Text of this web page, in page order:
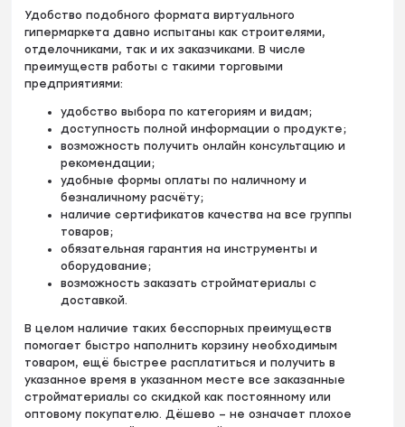
Удобство подобного формата виртуального
гипермаркета давно испытаны как строителями,
отделочниками, так и их заказчиками. В числе
преимуществ работы с такими торговыми
предприятиями:
удобство выбора по категориям и видам;
доступность полной информации о продукте;
возможность получить онлайн консультацию и
рекомендации;
удобные формы оплаты по наличному и
безналичному расчёту;
наличие сертификатов качества на все группы
товаров;
обязательная гарантия на инструменты и
оборудование;
возможность заказать стройматериалы с
доставкой.
В целом наличие таких бесспорных преимуществ
помогает быстро наполнить корзину необходимым
товаром, ещё быстрее расплатиться и получить в
указанное время в указанном месте все заказанные
стройматериалы со скидкой как постоянному или
оптовому покупателю. Дёшево – не означает плохое